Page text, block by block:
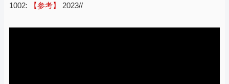
1002: 【参考】 2023//